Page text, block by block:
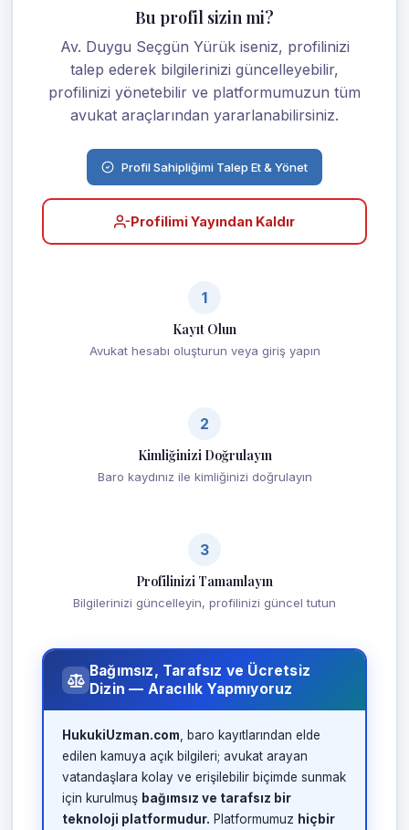
Bu profil sizin mi?
Av. Duygu Seçgün Yürük iseniz, profilinizi
talep ederek bilgilerinizi güncelleyebilir,
profilinizi yönetebilir ve platformumuzun tüm
avukat araçlarından yararlanabilirsiniz.
Profil Sahipliğimi Talep Et & Yönet
Profilimi Yayından Kaldır
1
Kayıt Olun
Avukat hesabı oluşturun veya giriş yapın
2
Kimliğinizi Doğrulayın
Baro kaydınız ile kimliğinizi doğrulayın
3
Profilinizi Tamamlayın
Bilgilerinizi güncelleyin, profilinizi güncel tutun
Bağımsız, Tarafsız ve Ücretsiz
Dizin — Aracılık Yapmıyoruz
HukukiUzman.com , baro kayıtlarından elde
edilen kamuya açık bilgileri; avukat arayan
vatandaşlara kolay ve erişilebilir biçimde sunmak
için kurulmuş bağımsız ve tarafsız bir
teknoloji platformudur. Platformumuz hiçbir